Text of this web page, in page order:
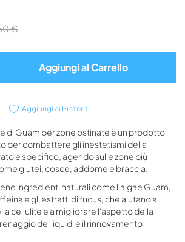
€
Aggiungi al Carrello
Aggiungi ai Preferiti
di Guam per zone ostinate è un prodotto
per combattere gli inestetismi della
e specifico, agendo sulle zone più
glutei, cosce, addome e braccia.
ingredienti naturali come l'algae Guam,
e gli estratti di fucus, che aiutano a
cellulite e a migliorare l'aspetto della
dei liquidi e il rinnovamento